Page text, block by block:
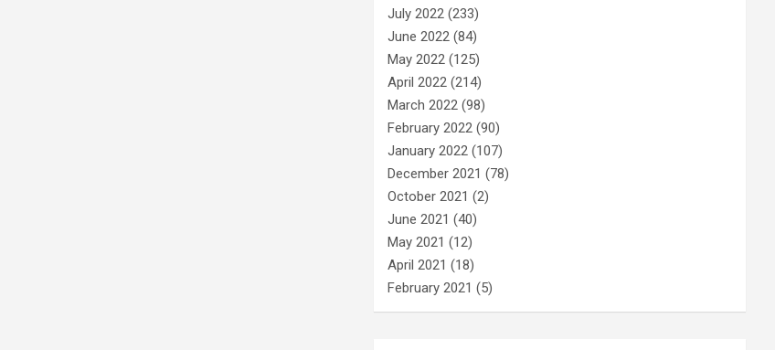
July 2022 (233)
June 2022 (84)
May 2022 (125)
April 2022 (214)
March 2022 (98)
February 2022 (90)
January 2022 (107)
December 2021 (78)
October 2021 (2)
June 2021 (40)
May 2021 (12)
April 2021 (18)
February 2021 (5)